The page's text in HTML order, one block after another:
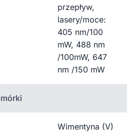
przepływ,
lasery/moce:
405 nm/100
mW, 488 nm
/100mW, 647
nm /150 mW
Wimentyna (V)